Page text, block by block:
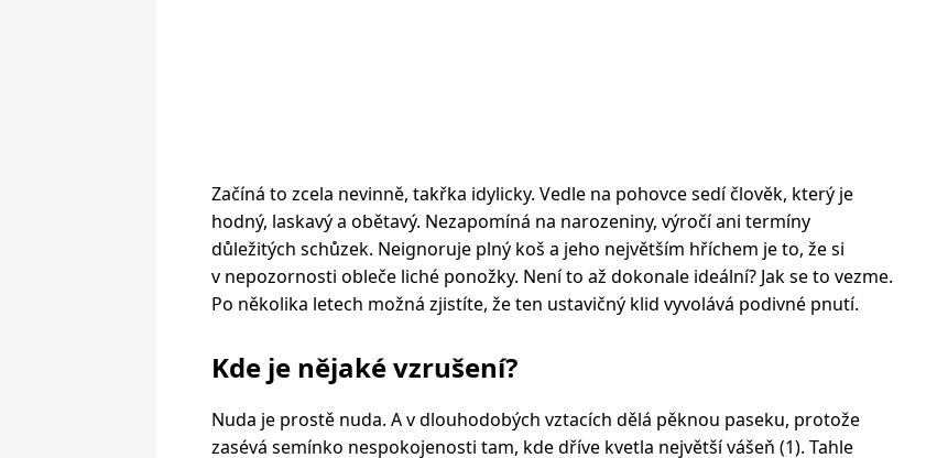
Začíná to zcela nevinně, takřka idylicky. Vedle na pohovce sedí člověk, který je
hodný, laskavý a obětavý. Nezapomíná na narozeniny, výročí ani termíny
důležitých schůzek. Neignoruje plný koš a jeho největším hříchem je to, že si
v nepozornosti obleče liché ponožky. Není to až dokonale ideální? Jak se to vezme.
Po několika letech možná zjistíte, že ten ustavičný klid vyvolává podivné pnutí.
Kde je nějaké vzrušení?
Nuda je prostě nuda. A v dlouhodobých vztacích dělá pěknou paseku, protože
zasévá semínko nespokojenosti tam, kde dříve kvetla největší vášeň (1). Tahle